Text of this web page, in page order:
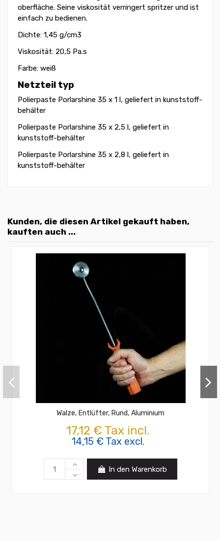
oberfläche. Seine viskosität verringert spritzer und ist
einfach zu bedienen.
Dichte: 1,45 g/cm3
Viskosität: 20,5 Pa.s
Farbe: weiß
Netzteil typ
Polierpaste Porlarshine 35 x 1 l, geliefert in kunststoff-
behälter
Polierpaste Porlarshine 35 x 2,5 l, geliefert in
kunststoff-behälter
Polierpaste Porlarshine 35 x 2,8 l, geliefert in
kunststoff-behälter
Kunden, die diesen Artikel gekauft haben,
kauften auch ...
Walze, Entlüfter, Rund, Aluminium
17,12 € Tax incl.
14,15 € Tax excl.
In den Warenkorb